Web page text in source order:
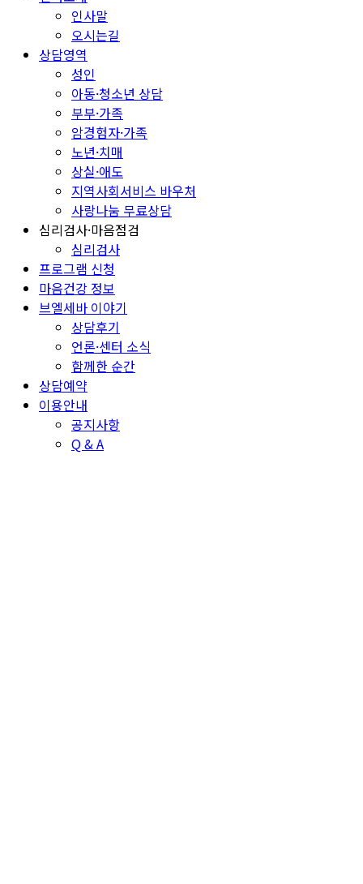
인사말
오시는길
상담영역
성인
아동·청소년 상담
부부·가족
암경험자·가족
노년·치매
상실·애도
지역사회서비스 바우처
사랑나눔 무료상담
심리검사·마음점검
심리검사
프로그램 신청
마음건강 정보
브엘세바 이야기
상담후기
언론·센터 소식
함께한 순간
상담예약
이용안내
공지사항
Q & A